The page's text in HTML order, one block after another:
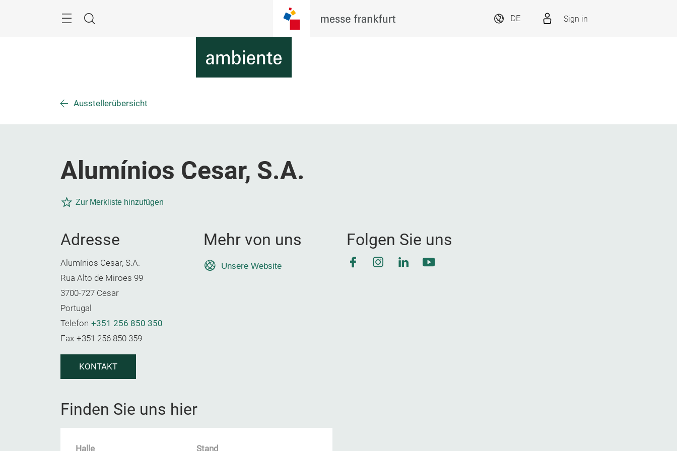
Suche
DE Sign in
Ausstellerübersicht
Alumínios Cesar, S.A.
Zur Merkliste hinzufügen
Adresse
Alumínios Cesar, S.A.
Rua Alto de Miroes 99
3700-727 Cesar
Portugal
Telefon +351 256 850 350
Fax +351 256 850 359
KONTAKT
Mehr von uns
Unsere Website
Folgen Sie uns
Facebook
Instagram
LinkedInYouTube
Finden Sie uns hier
Halle Stand